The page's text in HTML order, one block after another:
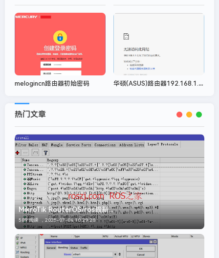
melogincn路由器初始密码 华硕(ASUS)路由器192.168.1.1登录地址打不开怎么办？
热门文章
MikroTik RouterOS/ros最新...
589 阅读 ， 2025-07-04 10:29:28